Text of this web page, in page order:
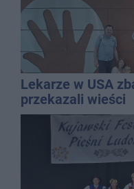
Lekarze w USA
przekazali wieści